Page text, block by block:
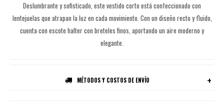
Deslumbrante y sofisticado, este vestido corto está confeccionado con
lentejuelas que atrapan la luz en cada movimiento. Con un diseño recto y fluido,
cuenta con escote halter con breteles finos, aportando un aire moderno y
elegante.
MÉTODOS Y COSTOS DE ENVÍO